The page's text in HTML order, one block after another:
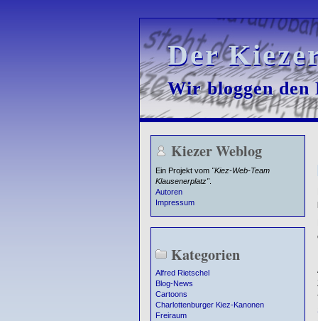
Der
Der
Wir bloggen den
Wir bloggen den
Kiezer Weblog
Ein Projekt vom "Kiez-Web-Team
Klausenerplatz".
Autoren
Impressum
Kategorien
Alfred Rietschel
Blog-News
Cartoons
Charlottenburger Kiez-Kanonen
Freiraum